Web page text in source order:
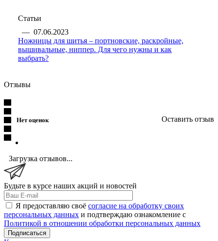
Статьи
— 07.06.2023
Ножницы для шитья – портновские, раскройные,
вышивальные, ниппер. Для чего нужны и как
выбрать?
Отзывы
Нет оценок Оставить отзыв
Загрузка отзывов...
Будьте в курсе наших акций и новостей
Я предоставляю своё согласие на обработку своих
персональных данных и подтверждаю ознакомление с
Политикой в отношении обработки персональных данных
Подписаться